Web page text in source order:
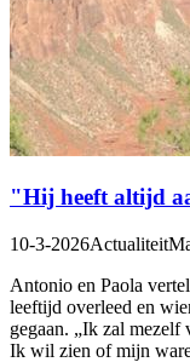
"Hij heeft altijd
10-3-2026Actualiteit
Antonio en Paola
leeftijd overleed en
gegaan. „Ik zal mezelf
Ik wil zien of mijn